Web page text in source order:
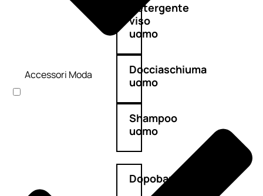
Detergente
viso
uomo
Docciaschiuma
uomo
Shampoo
uomo
Dopobarba
Accessori Moda